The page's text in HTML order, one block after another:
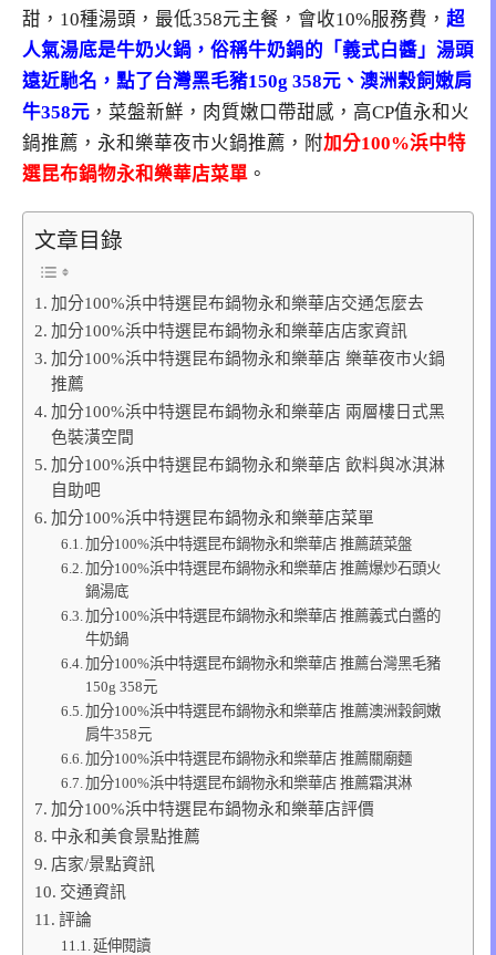
甜，10種湯頭，最低358元主餐，會收10%服務費， 超
人氣湯底是牛奶火鍋，俗稱牛奶鍋的「義式白醬」湯頭
遠近馳名，點了台灣黑毛豬150g 358元、澳洲穀飼嫩肩
牛358元 ，菜盤新鮮，肉質嫩口帶甜感，高CP值永和火
鍋推薦，永和樂華夜市火鍋推薦，附加分100%浜中特
選昆布鍋物永和樂華店菜單 。
文章目錄
加分100%浜中特選昆布鍋物永和樂華店交通怎麼去
加分100%浜中特選昆布鍋物永和樂華店店家資訊
加分100%浜中特選昆布鍋物永和樂華店 樂華夜市火鍋
推薦
加分100%浜中特選昆布鍋物永和樂華店 兩層樓日式黑
色裝潢空間
加分100%浜中特選昆布鍋物永和樂華店 飲料與冰淇淋
自助吧
加分100%浜中特選昆布鍋物永和樂華店菜單
加分100%浜中特選昆布鍋物永和樂華店 推薦蔬菜盤
加分100%浜中特選昆布鍋物永和樂華店 推薦爆炒石頭火
鍋湯底
加分100%浜中特選昆布鍋物永和樂華店 推薦義式白醬的
牛奶鍋
加分100%浜中特選昆布鍋物永和樂華店 推薦台灣黑毛豬
150g 358元
加分100%浜中特選昆布鍋物永和樂華店 推薦澳洲穀飼嫩
肩牛358元
加分100%浜中特選昆布鍋物永和樂華店 推薦關廟麵
加分100%浜中特選昆布鍋物永和樂華店 推薦霜淇淋
加分100%浜中特選昆布鍋物永和樂華店評價
中永和美食景點推薦
店家/景點資訊
交通資訊
評論
延伸閱讀